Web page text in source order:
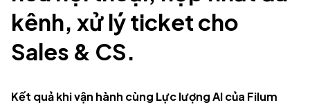
kênh, xử lý ticket cho
Sales & CS.
Kết quả khi vận hành cùng Lực lượng AI của Filum